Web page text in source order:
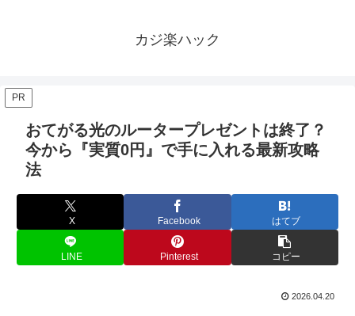
カジ楽ハック
PR
おてがる光のルータープレゼントは終了？
今から『実質0円』で手に入れる最新攻略
法
X Facebook はてブ
LINE Pinterest コピー
2026.04.20